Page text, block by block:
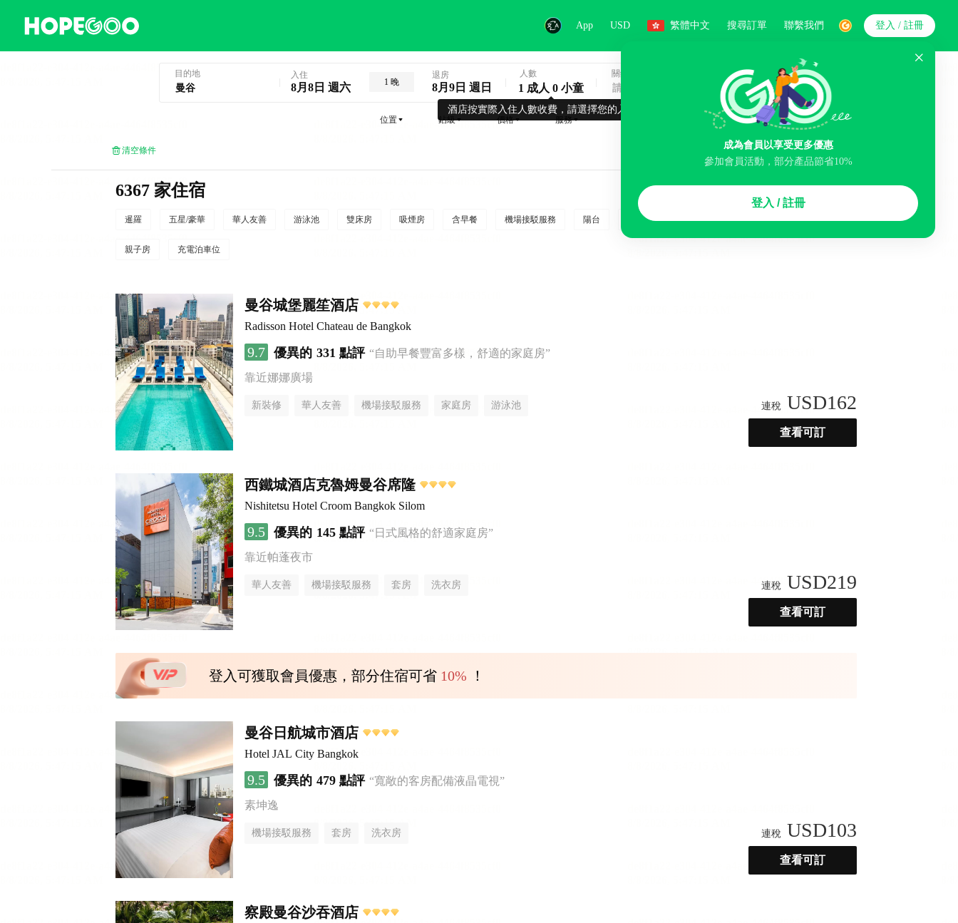
App USD 繁體中文 搜尋訂單 聯繫我們
成為會員以享受更多優惠
參加會員活動，部分產品節省10%
登入 / 註冊
登入 / 註冊
目的地 入住
8月8日 週六 1 晚
退房
8月9日 週日
酒店按實際入住人數收費，請選擇您的入住人數
人數
1 成人 0 小童
關鍵字
搜索
位置 鉆級 價格 服務
清空條件
6367 家住宿
暹羅 五星/豪華 華人友善 游泳池 雙床房 吸煙房 含早餐 機場接駁服務 陽台 行李寄存服務 免費取消 民宿 泊車場
親子房 充電泊車位
曼谷城堡麗笙酒店
Radisson Hotel Chateau de Bangkok
9.7 優異的 331 點評 “自助早餐豐富多樣，舒適的家庭房”
靠近娜娜廣場
新裝修 華人友善 機場接駁服務 家庭房 游泳池 連稅 USD162
查看可訂
西鐵城酒店克魯姆曼谷席隆
Nishitetsu Hotel Croom Bangkok Silom
9.5 優異的 145 點評 “日式風格的舒適家庭房”
靠近帕蓬夜市
華人友善 機場接駁服務 套房 洗衣房 連稅 USD219
查看可訂
登入可獲取會員優惠，部分住宿可省 10% ！
曼谷日航城市酒店
Hotel JAL City Bangkok
9.5 優異的 479 點評 “寬敞的客房配備液晶電視”
素坤逸
機場接駁服務 套房 洗衣房 連稅 USD103
查看可訂
察殿曼谷沙吞酒店